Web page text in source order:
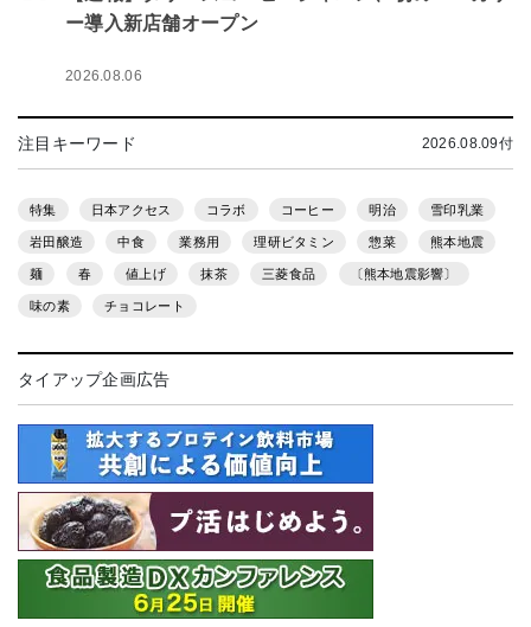
ー導入新店舗オープン
2026.08.06
注目キーワード 2026.08.09付
特集 日本アクセス コラボ コーヒー 明治 雪印乳業
岩田醸造 中食 業務用 理研ビタミン 惣菜 熊本地震
麺 春 値上げ 抹茶 三菱食品 〔熊本地震影響〕
味の素 チョコレート
タイアップ企画広告